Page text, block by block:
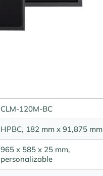
CLM-120M-BC
HPBC, 182 mm x 91,875 mm
965 x 585 x 25 mm,
personalizable